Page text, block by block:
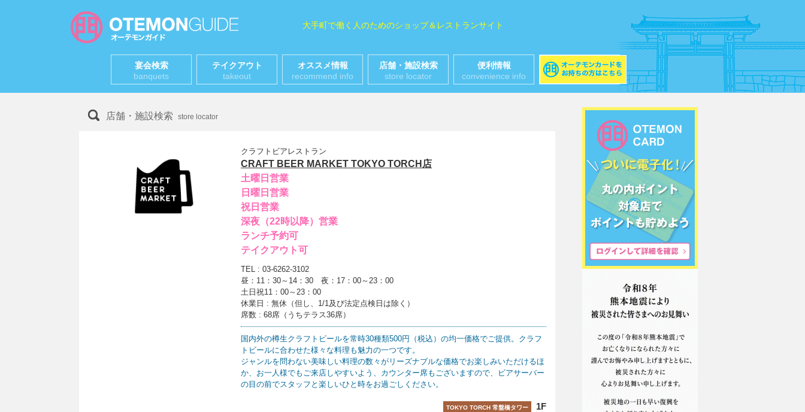
大手町で働く人のためのショップ＆レストランサイト
宴会検索
banquets
テイクアウト
takeout
オススメ情報
recommend info
店舗・施設検索
store locator
便利情報
convenience info
店舗・施設検索 store locator
クラフトビアレストラン
CRAFT BEER MARKET TOKYO TORCH店
土曜日営業
日曜日営業
祝日営業
深夜（22時以降）営業
ランチ予約可
テイクアウト可
TEL : 03-6262-3102
昼：11：30～14：30 夜：17：00～23：00
土日祝11：00～23：00
休業日 : 無休（但し、1/1及び法定点検日は除く）
席数 : 68席（うちテラス36席）
国内外の樽生クラフトビールを常時30種類500円（税込）の均一価格でご提供。クラフ
トビールに合わせた様々な料理も魅力の一つです。
ジャンルを問わない美味しい料理の数々がリーズナブルな価格でお楽しみいただけるほ
か、お一人様でもご来店しやすいよう、カウンター席もございますので、ビアサーバー
の目の前でスタッフと楽しいひと時をお過ごしください。
TOKYO TORCH 常盤橋タワー 1F